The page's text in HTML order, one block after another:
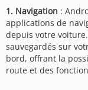
1. Navigation :
applications de
depuis votre
sauvegardés sur
bord, offrant la
route et des